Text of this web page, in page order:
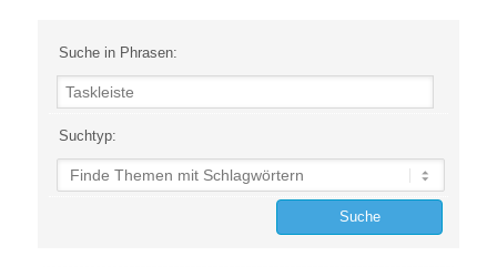
Suche in Phrasen:
Suchtyp: